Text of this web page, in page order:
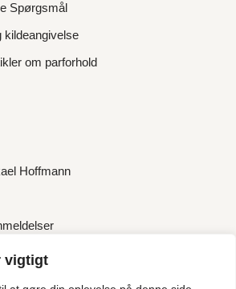
vigtigt
Spørgsmål
kildeangivelse
om parforhold
Hoffmann